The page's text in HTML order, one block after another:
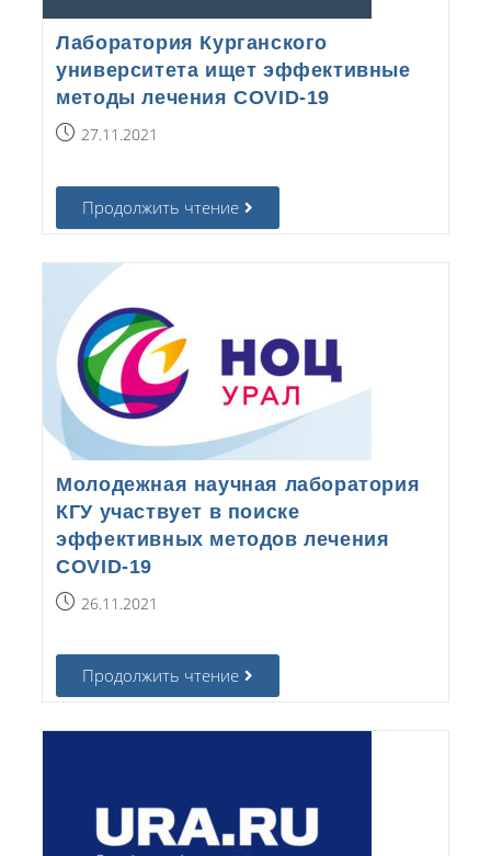
Лаборатория Курганского
университета ищет эффективные
методы лечения COVID-19
27.11.2021
Продолжить чтение
Молодежная научная лаборатория
КГУ участвует в поиске
эффективных методов лечения
COVID-19
26.11.2021
Продолжить чтение